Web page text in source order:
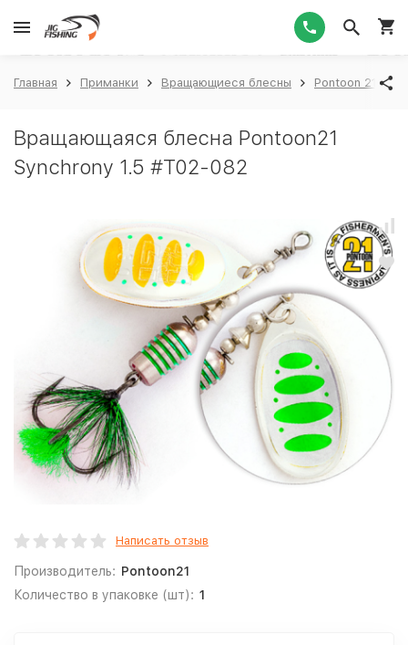
Главная Приманки Вращающиеся блесны Pontoon 21
Вращающаяся блесна Pontoon21
Synchrony 1.5 #T02-082
Написать отзыв
Производитель: Pontoon21
Количество в упаковке (шт): 1